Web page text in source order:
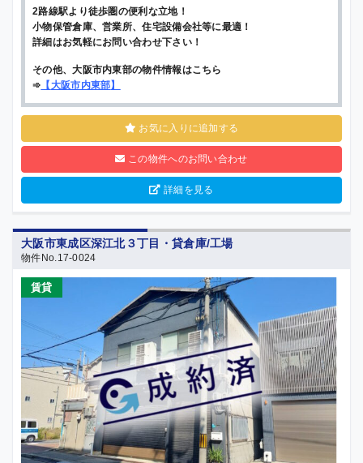
2路線駅より徒歩圏の便利な立地！
小物保管倉庫、営業所、住宅設備会社等に最適！
詳細はお気軽にお問い合わせ下さい！
その他、大阪市内東部の物件情報はこちら
➾ 【大阪市内東部】
お気に入りに追加する
この物件へのお問い合わせ
詳細を見る
大阪市東成区深江北３丁目・貸倉庫/工場
物件No.17-0024
賃貸